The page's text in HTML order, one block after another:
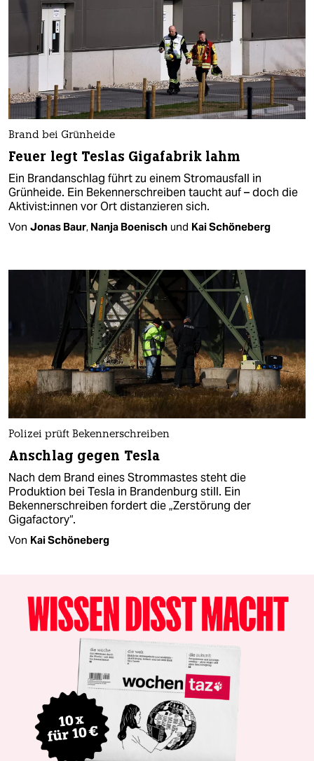
Brand bei Grünheide
Feuer legt Teslas Gigafabrik lahm
Ein Brandanschlag führt zu einem Stromausfall in
Grünheide. Ein Bekennerschreiben taucht auf – doch die
Ak­ti­vis­t:in­nen vor Ort distanzieren sich.
Von Jonas Baur, Nanja Boenisch und Kai Schöneberg
Polizei prüft Bekennerschreiben
Anschlag gegen Tesla
Nach dem Brand eines Strommastes steht die
Produktion bei Tesla in Brandenburg still. Ein
Bekennerschreiben fordert die „Zerstörung der
Gigafactory“.
Von Kai Schöneberg